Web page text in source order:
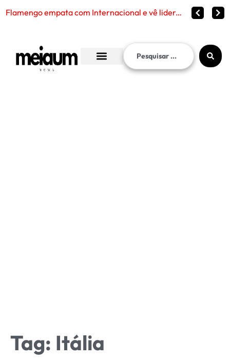
Flamengo empata com Internacional e vê liderança continuar distante no Brasileirão 2026
Tag: Itália